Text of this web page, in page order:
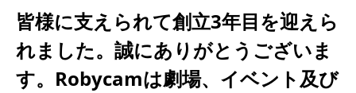
皆様に支えられて創立3年目を迎えら
れました。誠にありがとうございま
す。Robycamは劇場、イベント及び